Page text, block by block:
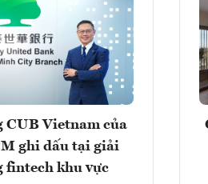
CUB Vietnam của
ghi dấu tại giải
fintech khu vực